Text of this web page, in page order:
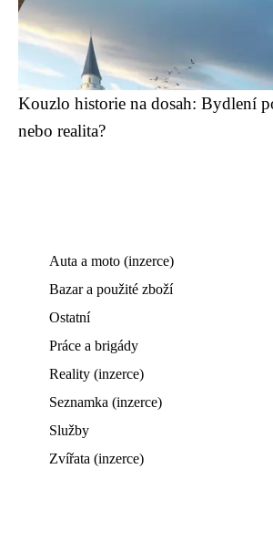
Kouzlo historie na dosah: Bydlení
nebo realita?
Auta a moto (inzerce)
Bazar a použité zboží
Ostatní
Práce a brigády
Reality (inzerce)
Seznamka (inzerce)
Služby
Zvířata (inzerce)